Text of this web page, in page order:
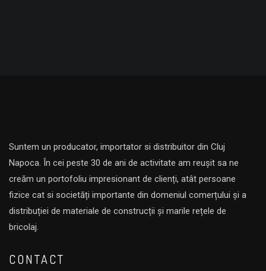
Suntem un producator, importator si distribuitor din Cluj
Napoca. În cei peste 30 de ani de activitate am reușit sa ne
creăm un portofoliu impresionant de clienți, atât persoane
fizice cat si societăți importante din domeniul comerțului și a
distribuției de materiale de construcții și marile rețele de
bricolaj.
CONTACT